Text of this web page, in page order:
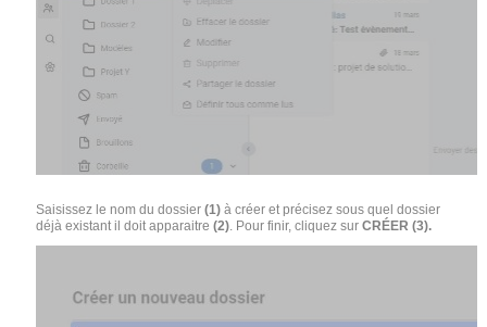
Saisissez le nom du dossier(1)à créer et précisez sous quel dossier
déjà existant il doit apparaitre(2). Pour finir, cliquez sur CRÉER (3).